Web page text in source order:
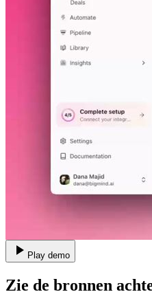
Play demo
Zie de bronnen